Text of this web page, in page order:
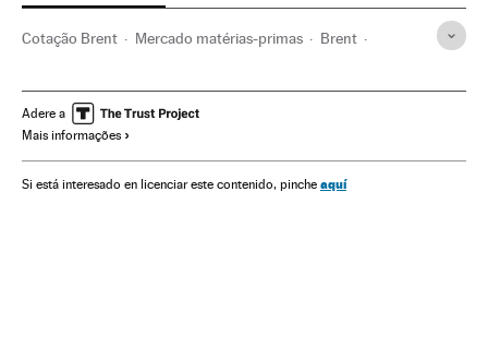
Cotação Brent Mercado matérias-primas Brent
Mercados financeiros Espanha
Petróleo
Combustíveis Energia não renovável Fontes energia
Adere a
Mais informações
Si está interesado en licenciar este contenido, pinche aquí